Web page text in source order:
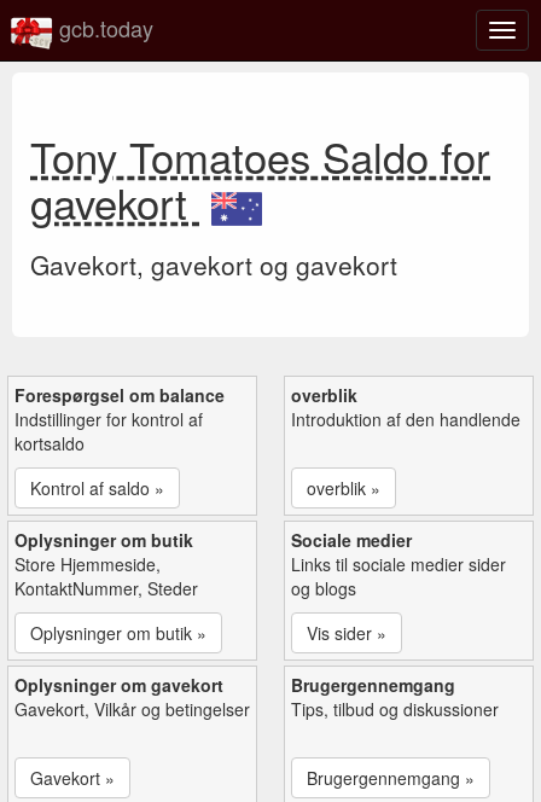
Slå
gcb.today
Tony Tomatoes Saldo for
gavekort
Gavekort, gavekort og gavekort
Forespørgsel om balance
Indstillinger for kontrol af
kortsaldo
Kontrol af saldo »
overblik
Introduktion af den handlende
overblik »
Oplysninger om butik
Store Hjemmeside,
KontaktNummer, Steder
Oplysninger om butik »
Sociale medier
Links til sociale medier sider
og blogs
Vis sider »
Oplysninger om gavekort
Gavekort, Vilkår og betingelser
Gavekort »
Brugergennemgang
Tips, tilbud og diskussioner
Brugergennemgang »